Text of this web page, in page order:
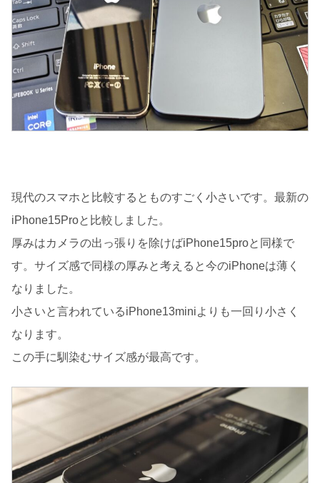
現代のスマホと比較するとものすごく小さいです。最新の
iPhone15Proと比較しました。
厚みはカメラの出っ張りを除けばiPhone15proと同様で
す。サイズ感で同様の厚みと考えると今のiPhoneは薄く
なりました。
小さいと言われているiPhone13miniよりも一回り小さく
なります。
この手に馴染むサイズ感が最高です。